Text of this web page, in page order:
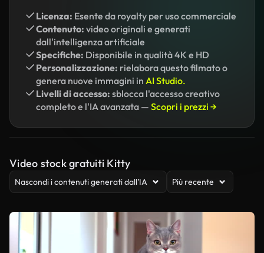
Licenza: Esente da royalty per uso commerciale
Contenuto: video originali e generati
dall'intelligenza artificiale
Specifiche: Disponibile in qualità 4K e HD
Personalizzazione: rielabora questo filmato o
genera nuove immagini in AI Studio.
Livelli di accesso: sblocca l'accesso creativo
completo e l'IA avanzata — Scopri i prezzi →
Video stock gratuiti Kitty
Nascondi i contenuti generati dall’IA Più recente